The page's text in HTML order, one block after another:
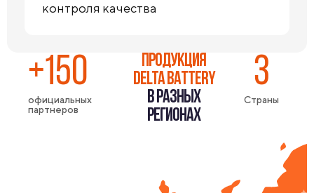
контроля качества
+150
официальных
партнеров
ПРОДУКЦИЯ
DELTA BATTERY
В РАЗНЫХ
РЕГИОНАХ
3
Страны